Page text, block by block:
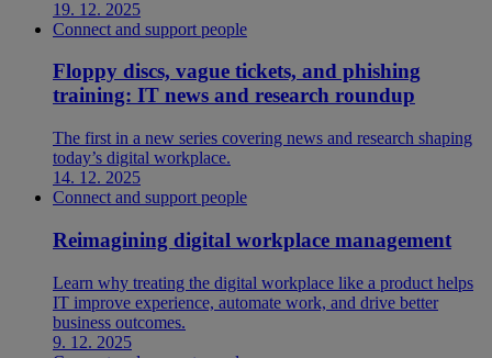
19. 12. 2025
Connect and support people
Floppy discs, vague tickets, and phishing
training: IT news and research roundup
The first in a new series covering news and research shaping
today’s digital workplace.
14. 12. 2025
Connect and support people
Reimagining digital workplace management
Learn why treating the digital workplace like a product helps
IT improve experience, automate work, and drive better
business outcomes.
9. 12. 2025